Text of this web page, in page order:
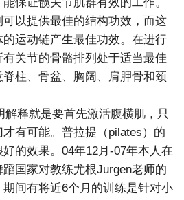
以提供最佳的结构功效，而这
运动链产生最佳功效。在进行
关节的骨骼排列处于适当最佳
柱、骨盆、胸阔、肩胛骨和颈
释就是要首先激活腹横肌，只
有可能。普拉提（pilates）的
的效果。04年12月-07年本人在
国家对教练尤根Jurgen老师的
间有将近6个月的训练是针对小